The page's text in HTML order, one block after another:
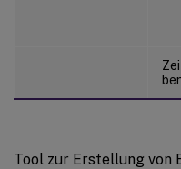
Tool zur Erstellung von